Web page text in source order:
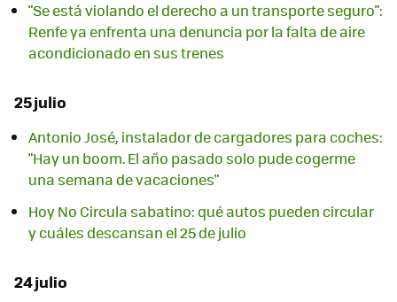
"Se está violando el derecho a un transporte seguro":
Renfe ya enfrenta una denuncia por la falta de aire
acondicionado en sus trenes
25 julio
Antonio José, instalador de cargadores para coches:
"Hay un boom. El año pasado solo pude cogerme
una semana de vacaciones"
Hoy No Circula sabatino: qué autos pueden circular
y cuáles descansan el 25 de julio
24 julio